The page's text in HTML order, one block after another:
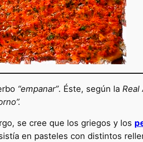
“empanar”. Éste, según la Real
se cree que los griegos y los
en pasteles con distintos